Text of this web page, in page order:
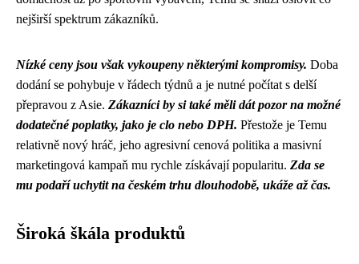
nejširší spektrum zákazníků.
Nízké ceny jsou však vykoupeny některými kompromisy. Doba
dodání se pohybuje v řádech týdnů a je nutné počítat s delší
přepravou z Asie. Zákazníci by si také měli dát pozor na možné
dodatečné poplatky, jako je clo nebo DPH. Přestože je Temu
relativně nový hráč, jeho agresivní cenová politika a masivní
marketingová kampaň mu rychle získávají popularitu. Zda se
mu podaří uchytit na českém trhu dlouhodobě, ukáže až čas.
Široká škála produktů